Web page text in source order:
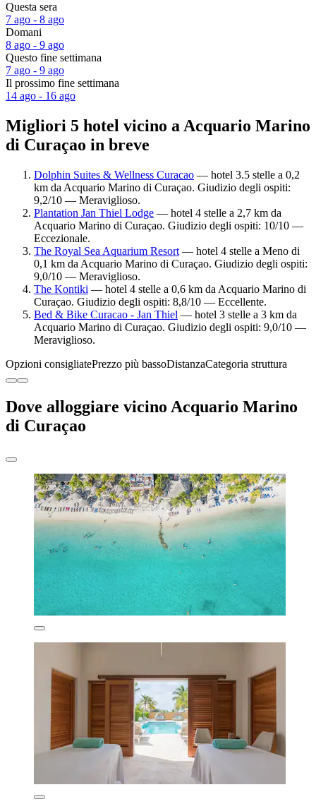
Questa sera
7 ago - 8 ago
Domani
8 ago - 9 ago
Questo fine settimana
7 ago - 9 ago
Il prossimo fine settimana
14 ago - 16 ago
Migliori 5 hotel vicino a Acquario Marino
di Curaçao in breve
Dolphin Suites & Wellness Curacao — hotel 3.5 stelle a 0,2
km da Acquario Marino di Curaçao. Giudizio degli ospiti:
9,2/10 — Meraviglioso.
Plantation Jan Thiel Lodge — hotel 4 stelle a 2,7 km da
Acquario Marino di Curaçao. Giudizio degli ospiti: 10/10 —
Eccezionale.
The Royal Sea Aquarium Resort — hotel 4 stelle a Meno di
0,1 km da Acquario Marino di Curaçao. Giudizio degli ospiti:
9,0/10 — Meraviglioso.
The Kontiki — hotel 4 stelle a 0,6 km da Acquario Marino di
Curaçao. Giudizio degli ospiti: 8,8/10 — Eccellente.
Bed & Bike Curacao - Jan Thiel — hotel 3 stelle a 3 km da
Acquario Marino di Curaçao. Giudizio degli ospiti: 9,0/10 —
Meraviglioso.
Opzioni consigliatePrezzo più bassoDistanzaCategoria struttura
Dove alloggiare vicino Acquario Marino
di Curaçao